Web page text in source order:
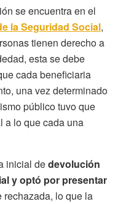
se encuentra en el
la Seguridad Social,
tienen derecho a
esta se debe
cada beneficiaria
una vez determinado
público tuvo que
a lo que cada una
inicial dedevolución
y optó por presentar
rechazada, lo que la